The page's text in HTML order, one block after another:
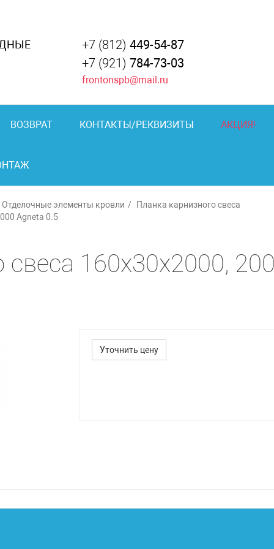
+7 (812) 449-54-87
+7 (921) 784-73-03
frontonspb@mail.ru
ВОЗВРАТ КОНТАКТЫ/РЕКВИЗИТЫ АКЦИЯ!
Отделочные элементы кровли
Планка карнизного свеса
Agneta 0.5
160х30х2000,
Уточнить цену